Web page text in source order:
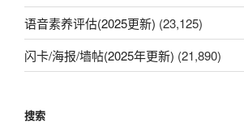
语音素养评估(2025更新) (23,125)
闪卡/海报/墙帖(2025年更新) (21,890)
搜索